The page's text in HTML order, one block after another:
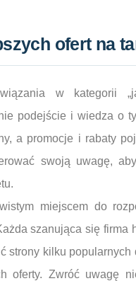
ofert na
w kategorii
podejście i wiedza o
a promocje i rabaty
swoją uwagę,
miejscem do
szanująca się
strony kilku
oferty. Zwróć uwagę